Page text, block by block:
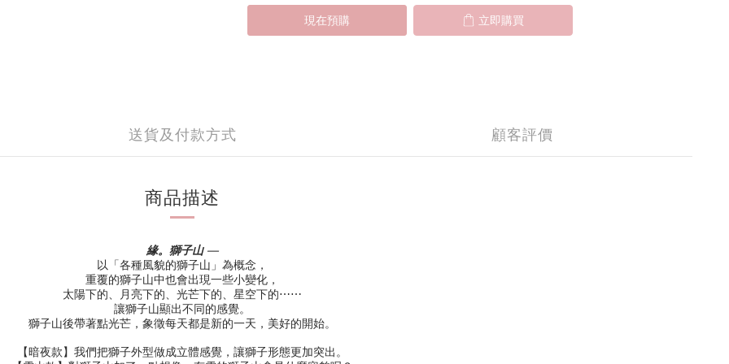
現在預購 立即購買
送貨及付款方式 顧客評價
商品描述
緣。獅子山 —
以「各種風貌的獅子山」為概念，
重覆的獅子山中也會出現一些小變化，
太陽下的、月亮下的、光芒下的、星空下的⋯⋯
讓獅子山顯出不同的感覺。
獅子山後帶著點光芒，象徵每天都是新的一天，美好的開始。
【暗夜款】我們把獅子外型做成立體感覺，讓獅子形態更加突出。